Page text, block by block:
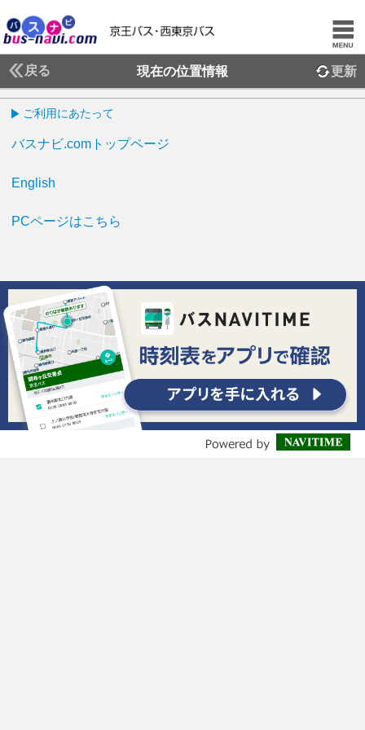
戻る 現在の位置情報 更新
ご利用にあたって
バスナビ.comトップページ
English
PCページはこちら